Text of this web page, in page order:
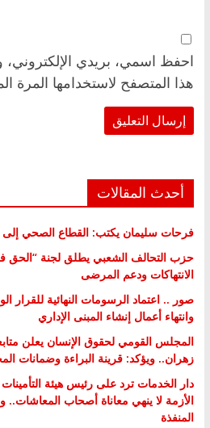
احفظ اسمي، بريدي الإلكتروني،
هذا المتصفح لاستخدامها المرة
أحدث المقالات
فرحات سليمان يكتب: القطاع الصحي إلى
حزب التحالف الشعبي يطلق لجنة “الحق
الانتهاكات ودعم المرضى
صور .. اعتماد الرسومات النهائية للقرار
وانتهاء أعمال إنشاء المبنى الإداري
المجلس القومي لحقوق الإنسان يعلن
زهران.. ويؤكد: قرينة البراءة وضمانات
دار الخدمات ترد على رئيس هيئة
الأزمة لا ينهي معاناة أصحاب
المنفذة